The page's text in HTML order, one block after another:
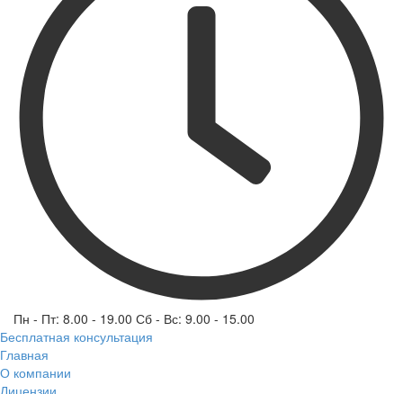
Пн - Пт: 8.00 - 19.00 Сб - Вс: 9.00 - 15.00
Бесплатная консультация
Главная
О компании
Лицензии